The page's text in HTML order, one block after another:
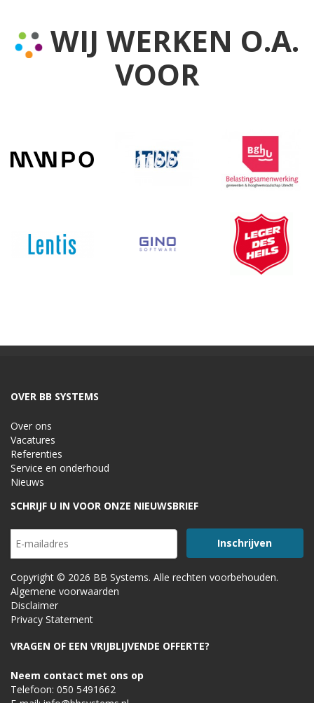
WIJ WERKEN O.A.
VOOR
OVER BB SYSTEMS
Over ons
Vacatures
Referenties
Service en onderhoud
Nieuws
SCHRIJF U IN VOOR ONZE NIEUWSBRIEF
Copyright © 2026 BB Systems. Alle rechten voorbehouden.
Algemene voorwaarden
Disclaimer
Privacy Statement
VRAGEN OF EEN VRIJBLIJVENDE OFFERTE?
Neem contact met ons op
Telefoon: 050 5491662